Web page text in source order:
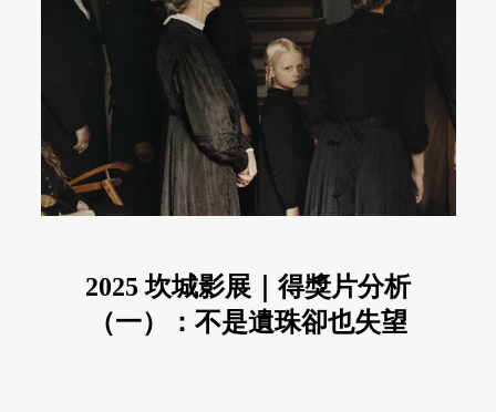
2025 坎城影展｜得獎片分析
（一）：不是遺珠卻也失望